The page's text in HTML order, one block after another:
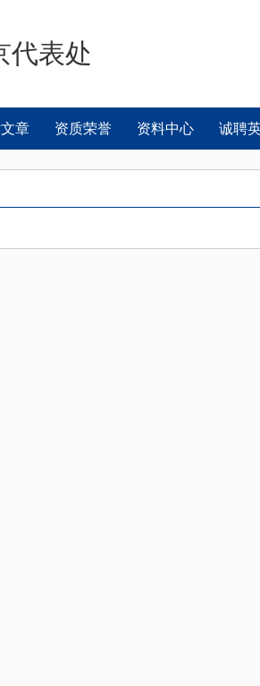
代表处
章 资质荣誉 资料中心 诚聘